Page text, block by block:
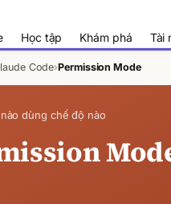
Học tập Khám phá Tài
Code›Permission Mode
dùng chế độ nào